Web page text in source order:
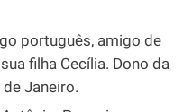
português, amigo de
filha Cecília. Dono da
Janeiro.